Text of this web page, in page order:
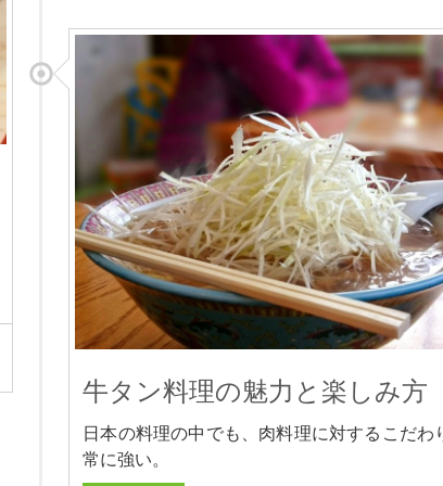
牛タン料理の魅力と楽しみ方
日本の料理の中でも、肉料理に対するこだわ
常に強い。